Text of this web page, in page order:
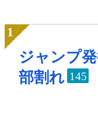
ジャンプ
部割れ 145